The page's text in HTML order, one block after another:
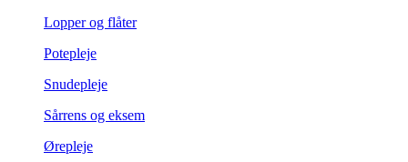
Lopper og flåter
Potepleje
Snudepleje
Sårrens og eksem
Ørepleje